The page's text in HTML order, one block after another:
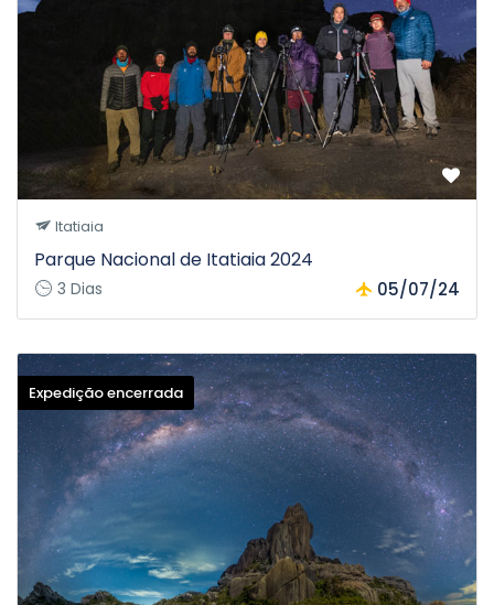
estão sujeitos a alterações sem aviso prévio.
* Caso as condições do clima não permitam fotografar as
estrelas, faremos algumas sessões para fotografia de light
painting e outras técnicas.
* Após a confirmação da inscrição os participantes
receberão o e-book "Fotografando o Rastro de Estrelas"
escrito por Marcelo Portella, o check-list pessoal e
fotográfico e o mapa "como chegar" até a hospedagem.
Itatiaia
Parque Nacional de Itatiaia 2024
3 Dias 05/07/24
Expedição encerrada